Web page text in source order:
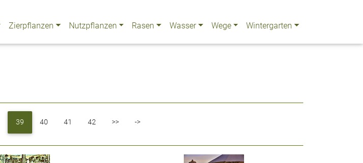
Zierpflanzen Nutzpflanzen Rasen Wasser Wege Wintergarten
39 40 41 42 >>Next ->Last